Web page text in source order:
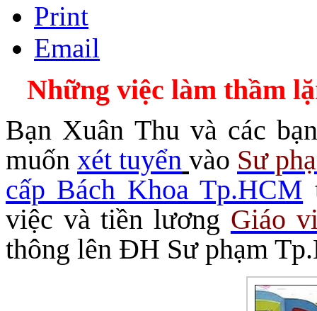
Print
Email
Những việc làm thầm
Bạn Xuân Thu và các
muốn xét tuyển vào Sư
cấp Bách Khoa Tp.HCM
việc và tiền lương Giáo
thông lên ĐH Sư phạm